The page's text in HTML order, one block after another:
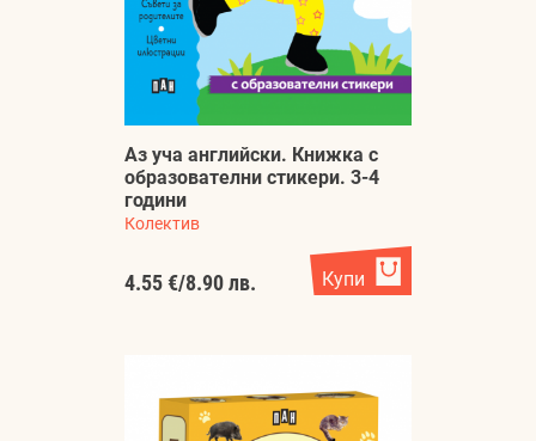
Аз уча английски. Книжка с
образователни стикери. 3-4
години
Колектив
4.55 €/8.90 лв. Купи